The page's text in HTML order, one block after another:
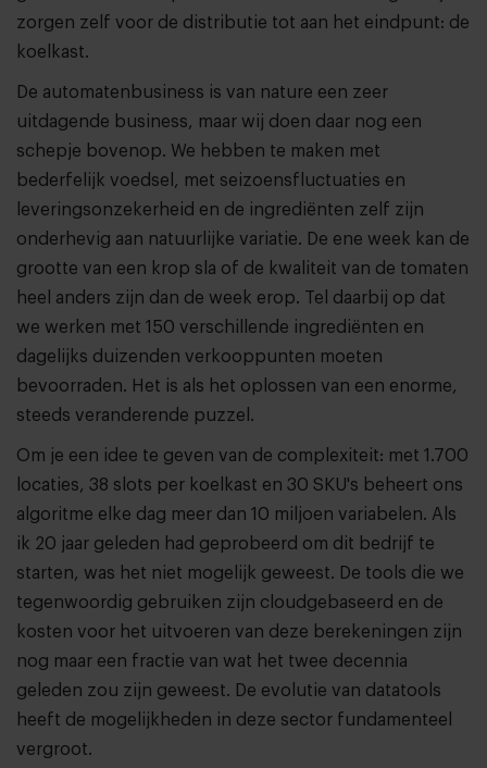
zorgen zelf voor de distributie tot aan het eindpunt: de
koelkast.
De automatenbusiness is van nature een zeer
uitdagende business, maar wij doen daar nog een
schepje bovenop. We hebben te maken met
bederfelijk voedsel, met seizoensfluctuaties en
leveringsonzekerheid en de ingrediënten zelf zijn
onderhevig aan natuurlijke variatie. De ene week kan de
grootte van een krop sla of de kwaliteit van de tomaten
heel anders zijn dan de week erop. Tel daarbij op dat
we werken met 150 verschillende ingrediënten en
dagelijks duizenden verkooppunten moeten
bevoorraden. Het is als het oplossen van een enorme,
steeds veranderende puzzel.
Om je een idee te geven van de complexiteit: met 1.700
locaties, 38 slots per koelkast en 30 SKU's beheert ons
algoritme elke dag meer dan 10 miljoen variabelen. Als
ik 20 jaar geleden had geprobeerd om dit bedrijf te
starten, was het niet mogelijk geweest. De tools die we
tegenwoordig gebruiken zijn cloudgebaseerd en de
kosten voor het uitvoeren van deze berekeningen zijn
nog maar een fractie van wat het twee decennia
geleden zou zijn geweest. De evolutie van datatools
heeft de mogelijkheden in deze sector fundamenteel
vergroot.